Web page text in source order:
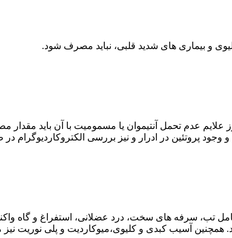
و بیماری های شدید قلبی، نباید مصرف شود.
شامل تب، سرفه های سخت، درد عضلانی، استفراغ و
همچنین آسیب کبدی و کلیوی،میوکاردیت و پلی نوریت